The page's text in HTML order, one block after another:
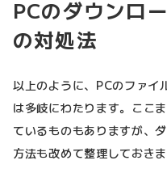
PCのダウンロ
の対処法
以上のように、PCのファイ
は多岐にわたります。ここ
ているものもありますが、
方法も改めて整理しておきま